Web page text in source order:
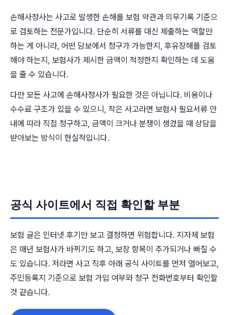
손해사정사는 사고로 발생한 손해를 보험 약관과 의무기록 기준으
로 검토하는 전문가입니다. 단순히 서류를 대신 제출하는 역할만
하는 게 아니라, 어떤 담보에서 청구가 가능한지, 후유장해를 검토
해야 하는지, 보험사가 제시한 금액이 적정한지 확인하는 데 도움
을 줄 수 있습니다.
다만 모든 사고에 손해사정사가 필요한 것은 아닙니다. 비용이나
수수료 구조가 있을 수 있으니, 작은 사고라면 보험사 필요서류 안
내에 따라 직접 청구하고, 금액이 크거나 분쟁이 생겼을 때 상담을
받아보는 방식이 현실적입니다.
공식 사이트에서 직접 확인할 부분
보험 글은 인터넷 후기만 보고 결정하면 위험합니다. 지자체 보험
은 매년 보험사가 바뀌기도 하고, 보장 항목이 추가되거나 빠질 수
도 있습니다. 저라면 사고 직후 아래 공식 사이트를 먼저 열어보고,
주민등록지 기준으로 보험 가입 여부와 청구 전화번호부터 확인할
것 같습니다.